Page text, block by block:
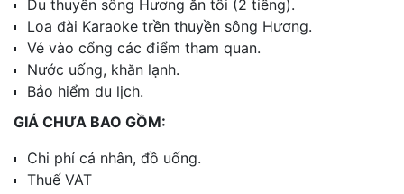
Du thuyền sông Hương ăn tối (2 tiếng).
Loa đài Karaoke trền thuyền sông Hương.
Vé vào cổng các điểm tham quan.
Nước uống, khăn lạnh.
Bảo hiểm du lịch.
GIÁ CHƯA BAO GỒM:
Chi phí cá nhân, đồ uống.
Thuế VAT